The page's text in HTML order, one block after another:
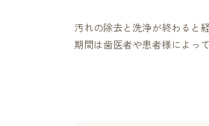
汚れの除去と洗浄が終わると
期間は歯医者や患者様によっ